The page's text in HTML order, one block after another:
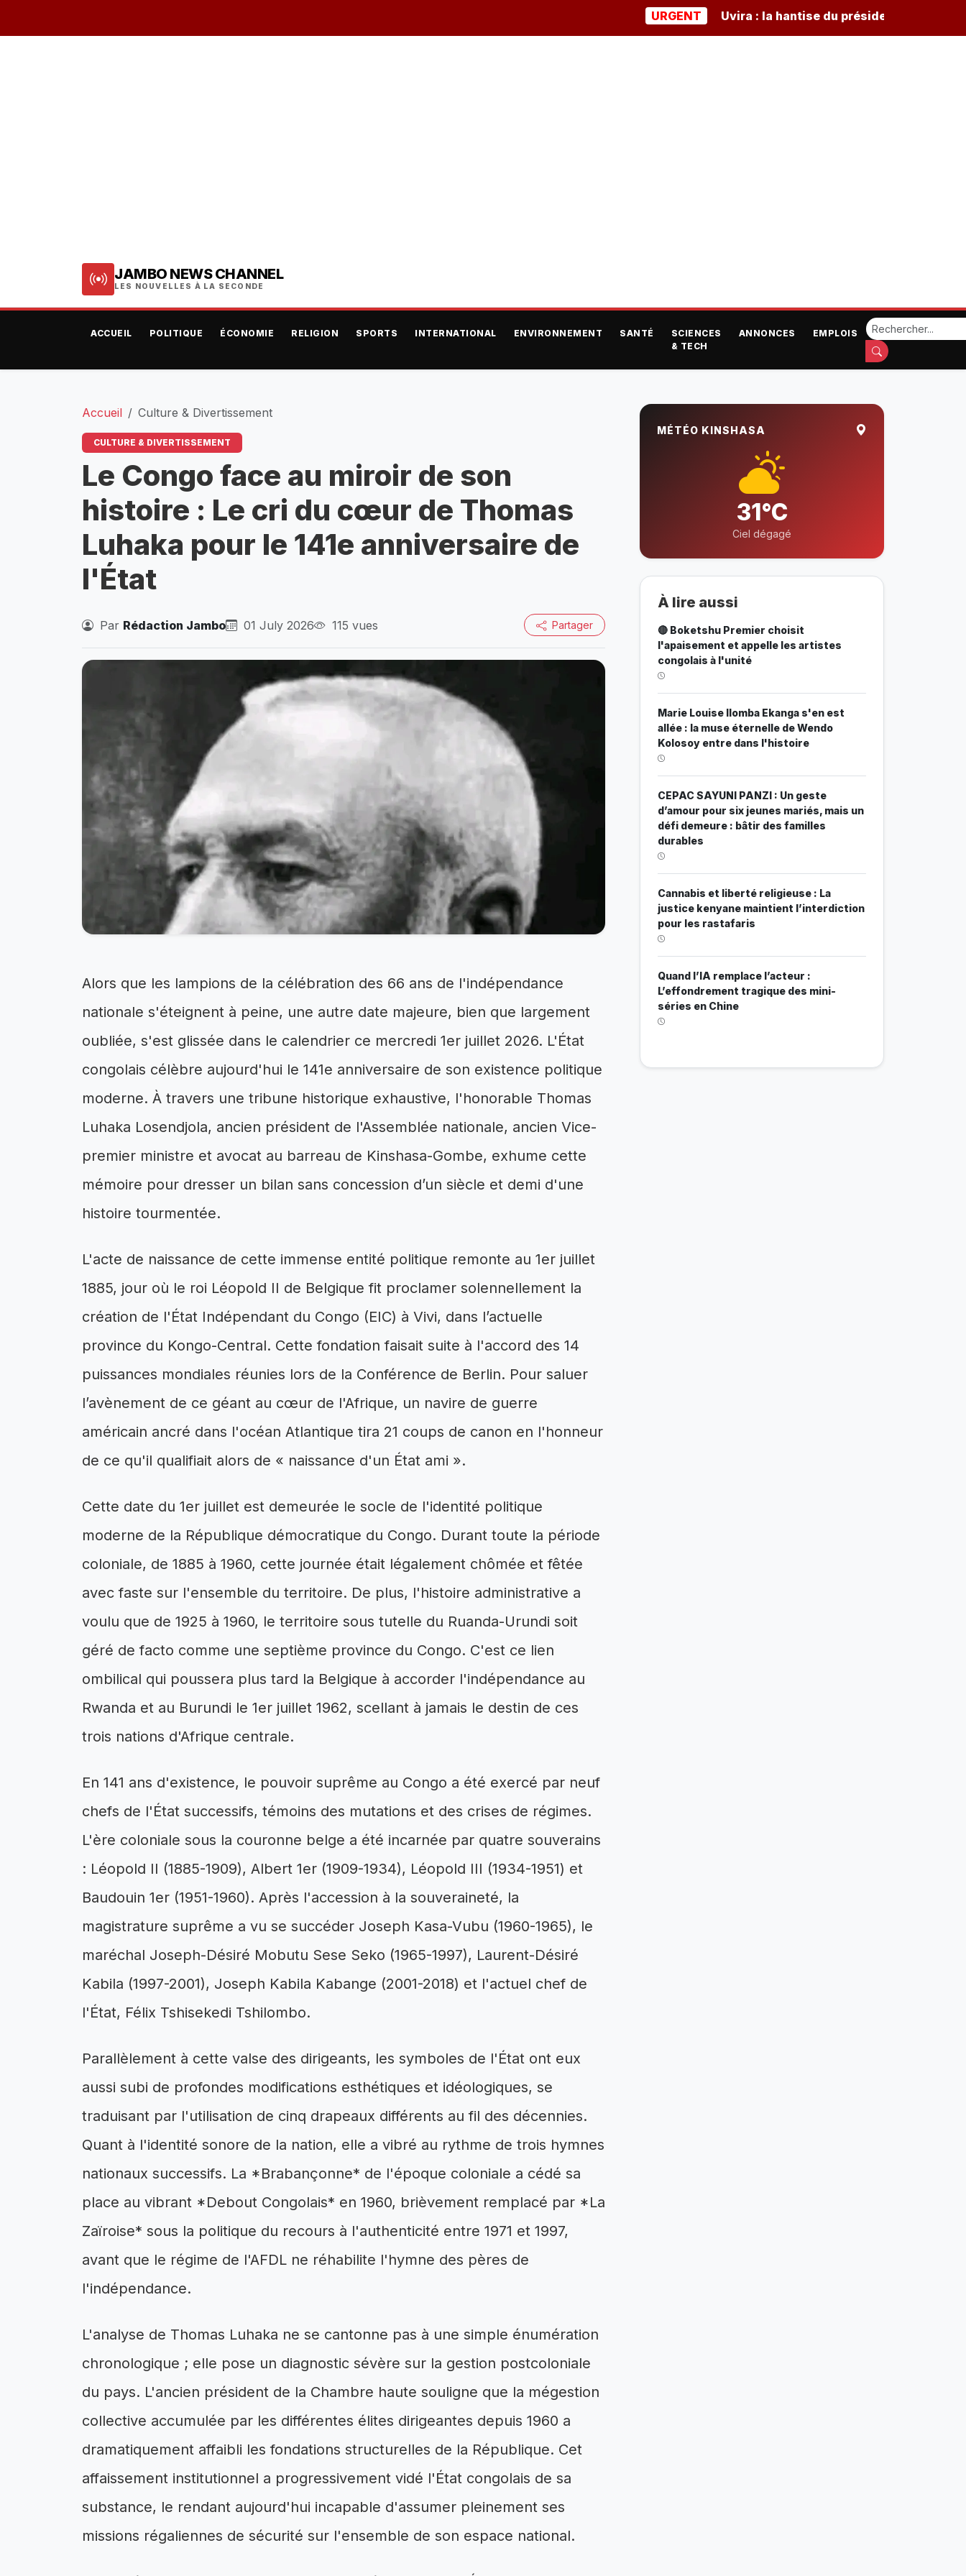
URGENT Uvira : la hantise du président burundais
JAMBO NEWS CHANNEL
LES NOUVELLES À LA SECONDE
ACCUEIL POLITIQUE ÉCONOMIE RELIGION SPORTS INTERNATIONAL ENVIRONNEMENT SANTÉ
SCIENCES
& TECH
ANNONCES EMPLOIS
Accueil Culture & Divertissement
CULTURE & DIVERTISSEMENT
Le Congo face au miroir de son
histoire : Le cri du cœur de Thomas
Luhaka pour le 141e anniversaire de
l'État
Par Rédaction Jambo 01 July 2026 115 vues Partager
Alors que les lampions de la célébration des 66 ans de l'indépendance
nationale s'éteignent à peine, une autre date majeure, bien que largement
oubliée, s'est glissée dans le calendrier ce mercredi 1er juillet 2026. L'État
congolais célèbre aujourd'hui le 141e anniversaire de son existence politique
moderne. À travers une tribune historique exhaustive, l'honorable Thomas
Luhaka Losendjola, ancien président de l'Assemblée nationale, ancien Vice-
premier ministre et avocat au barreau de Kinshasa-Gombe, exhume cette
mémoire pour dresser un bilan sans concession d’un siècle et demi d'une
histoire tourmentée.
L'acte de naissance de cette immense entité politique remonte au 1er juillet
1885, jour où le roi Léopold II de Belgique fit proclamer solennellement la
création de l'État Indépendant du Congo (EIC) à Vivi, dans l’actuelle
province du Kongo-Central. Cette fondation faisait suite à l'accord des 14
puissances mondiales réunies lors de la Conférence de Berlin. Pour saluer
l’avènement de ce géant au cœur de l'Afrique, un navire de guerre
américain ancré dans l'océan Atlantique tira 21 coups de canon en l'honneur
de ce qu'il qualifiait alors de « naissance d'un État ami ».
Cette date du 1er juillet est demeurée le socle de l'identité politique
moderne de la République démocratique du Congo. Durant toute la période
coloniale, de 1885 à 1960, cette journée était légalement chômée et fêtée
avec faste sur l'ensemble du territoire. De plus, l'histoire administrative a
voulu que de 1925 à 1960, le territoire sous tutelle du Ruanda-Urundi soit
géré de facto comme une septième province du Congo. C'est ce lien
ombilical qui poussera plus tard la Belgique à accorder l'indépendance au
Rwanda et au Burundi le 1er juillet 1962, scellant à jamais le destin de ces
trois nations d'Afrique centrale.
En 141 ans d'existence, le pouvoir suprême au Congo a été exercé par neuf
chefs de l'État successifs, témoins des mutations et des crises de régimes.
L'ère coloniale sous la couronne belge a été incarnée par quatre souverains
: Léopold II (1885-1909), Albert 1er (1909-1934), Léopold III (1934-1951) et
Baudouin 1er (1951-1960). Après l'accession à la souveraineté, la
magistrature suprême a vu se succéder Joseph Kasa-Vubu (1960-1965), le
maréchal Joseph-Désiré Mobutu Sese Seko (1965-1997), Laurent-Désiré
Kabila (1997-2001), Joseph Kabila Kabange (2001-2018) et l'actuel chef de
l'État, Félix Tshisekedi Tshilombo.
Parallèlement à cette valse des dirigeants, les symboles de l'État ont eux
aussi subi de profondes modifications esthétiques et idéologiques, se
traduisant par l'utilisation de cinq drapeaux différents au fil des décennies.
Quant à l'identité sonore de la nation, elle a vibré au rythme de trois hymnes
nationaux successifs. La *Brabançonne* de l'époque coloniale a cédé sa
place au vibrant *Debout Congolais* en 1960, brièvement remplacé par *La
Zaïroise* sous la politique du recours à l'authenticité entre 1971 et 1997,
avant que le régime de l'AFDL ne réhabilite l'hymne des pères de
l'indépendance.
L'analyse de Thomas Luhaka ne se cantonne pas à une simple énumération
chronologique ; elle pose un diagnostic sévère sur la gestion postcoloniale
du pays. L'ancien président de la Chambre haute souligne que la mégestion
collective accumulée par les différentes élites dirigeantes depuis 1960 a
dramatiquement affaibli les fondations structurelles de la République. Cet
affaissement institutionnel a progressivement vidé l'État congolais de sa
substance, le rendant aujourd'hui incapable d'assumer pleinement ses
missions régaliennes de sécurité sur l'ensemble de son espace national.
MÉTÉO KINSHASA
31°C
Ciel dégagé
À lire aussi
🔴 Boketshu Premier choisit
l'apaisement et appelle les artistes
congolais à l'unité
Marie Louise Ilomba Ekanga s'en est
allée : la muse éternelle de Wendo
Kolosoy entre dans l'histoire
CEPAC SAYUNI PANZI : Un geste
d’amour pour six jeunes mariés, mais un
défi demeure : bâtir des familles
durables
Cannabis et liberté religieuse : La
justice kenyane maintient l’interdiction
pour les rastafaris
Quand l’IA remplace l’acteur :
L’effondrement tragique des mini-
séries en Chine